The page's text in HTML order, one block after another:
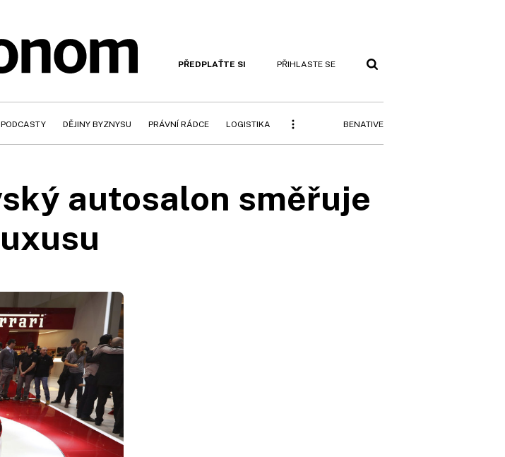
PŘEDPLAŤTE SI PŘIHLASTE SE
PODCASTY DĚJINY BYZNYSU PRÁVNÍ RÁDCE LOGISTIKA BENATIVE
autosalon směřuje